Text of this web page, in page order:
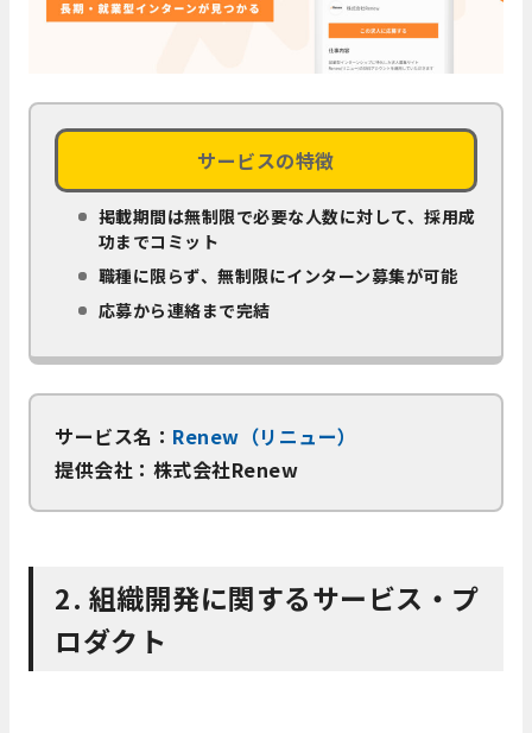
サービスの特徴
掲載期間は無制限で必要な人数に対して、採用成
功までコミット
職種に限らず、無制限にインターン募集が可能
応募から連絡まで完結
サービス名： Renew（リニュー）
提供会社：株式会社Renew
2. 組織開発に関するサービス・プ
ロダクト